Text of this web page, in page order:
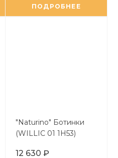
ПОДРОБНЕЕ
"Naturino" Ботинки
(WILLIC 01 1H53)
12 630 ₽